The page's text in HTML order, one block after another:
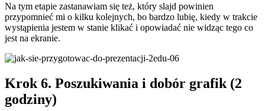
Na tym etapie zastanawiam się też, który slajd powinien
przypomnieć mi o kilku kolejnych, bo bardzo lubię, kiedy w trakcie
wystąpienia jestem w stanie klikać i opowiadać nie widząc tego co
jest na ekranie.
Krok 6. Poszukiwania i dobór grafik (2
godziny)